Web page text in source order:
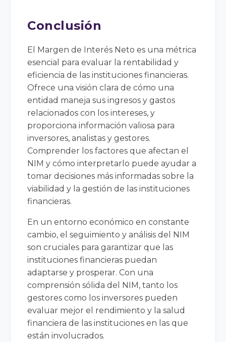
Conclusión
El Margen de Interés Neto es una métrica
esencial para evaluar la rentabilidad y
eficiencia de las instituciones financieras.
Ofrece una visión clara de cómo una
entidad maneja sus ingresos y gastos
relacionados con los intereses, y
proporciona información valiosa para
inversores, analistas y gestores.
Comprender los factores que afectan el
NIM y cómo interpretarlo puede ayudar a
tomar decisiones más informadas sobre la
viabilidad y la gestión de las instituciones
financieras.
En un entorno económico en constante
cambio, el seguimiento y análisis del NIM
son cruciales para garantizar que las
instituciones financieras puedan
adaptarse y prosperar. Con una
comprensión sólida del NIM, tanto los
gestores como los inversores pueden
evaluar mejor el rendimiento y la salud
financiera de las instituciones en las que
están involucrados.